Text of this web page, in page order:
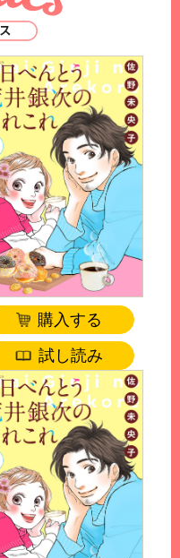
購入する
試し読み